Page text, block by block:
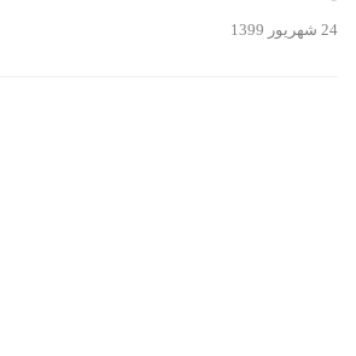
24 شهریور 1399